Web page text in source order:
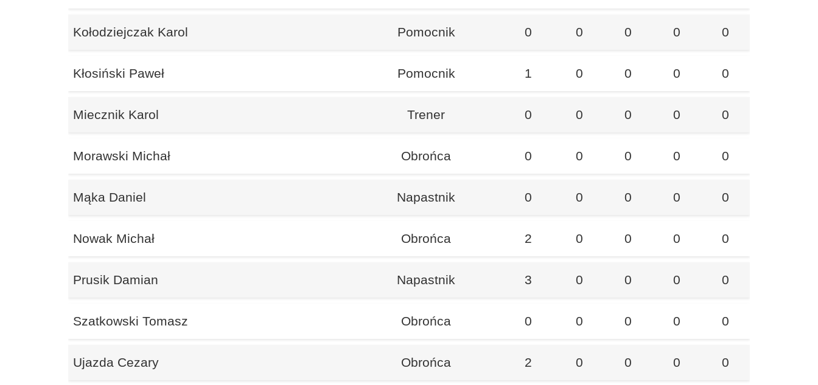
Kołodziejczak Karol Pomocnik 0 0 0 0 0
Kłosiński Paweł Pomocnik 1 0 0 0 0
Miecznik Karol Trener 0 0 0 0 0
Morawski Michał Obrońca 0 0 0 0 0
Mąka Daniel Napastnik 0 0 0 0 0
Nowak Michał Obrońca 2 0 0 0 0
Prusik Damian Napastnik 3 0 0 0 0
Szatkowski Tomasz Obrońca 0 0 0 0 0
Ujazda Cezary Obrońca 2 0 0 0 0